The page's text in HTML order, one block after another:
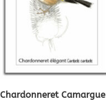
Camargue